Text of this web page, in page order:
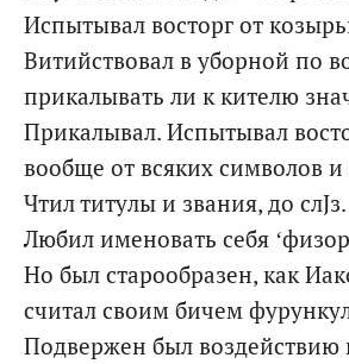
Испытывал восторг от
Витийствовал в уборной по
прикалывать ли к кителю
Прикалывал. Испытывал
вообще от всяких символов и
Чтил титулы и звания, до слЈз.
Любил именовать себя
Но был старообразен, как
считал своим бичем
Подвержен был воздействию